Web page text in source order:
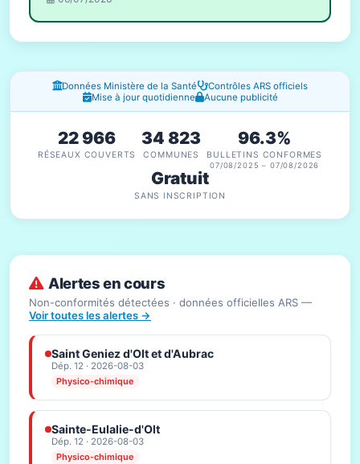
Fenêtres d'information
Données Ministère de la Santé
Contrôles ARS officiels
Mise à jour quotidienne
Aucune publicité
22 966
RÉSEAUX COUVERTS
34 823
COMMUNES
96.3%
BULLETINS CONFORMES
07/08/2025 – 07/08/2026
Gratuit
SANS INSCRIPTION
Alertes en cours
Non-conformités détectées · données officielles ARS —
Voir toutes les alertes →
Saint Geniez d'Olt et d'Aubrac
Dép. 12 · 2026-08-03
Physico-chimique
Sainte-Eulalie-d'Olt
Dép. 12 · 2026-08-03
Physico-chimique